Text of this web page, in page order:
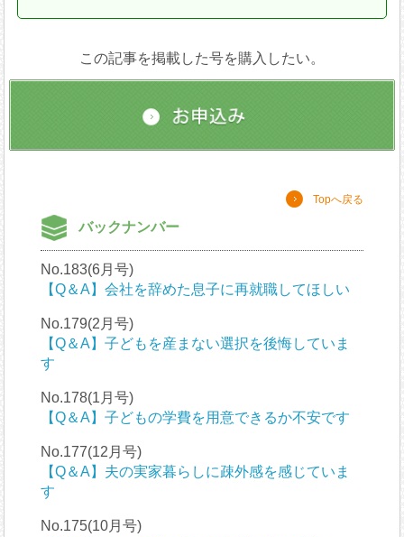
この記事を掲載した号を購入したい。
Topへ戻る
バックナンバー
No.183(6月号)
【Q＆A】会社を辞めた息子に再就職してほしい
No.179(2月号)
【Q＆A】子どもを産まない選択を後悔していま
す
No.178(1月号)
【Q＆A】子どもの学費を用意できるか不安です
No.177(12月号)
【Q＆A】夫の実家暮らしに疎外感を感じていま
す
No.175(10月号)